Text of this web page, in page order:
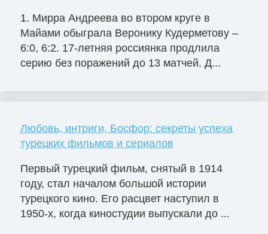
1. Мирра Андреева во втором круге в
Майами обыграла Веронику Кудерметову –
6:0, 6:2. 17-летняя россиянка продлила
серию без поражений до 13 матчей. Д...
Любовь, интриги, Босфор: секреты успеха
турецких фильмов и сериалов
Первый турецкий фильм, снятый в 1914
году, стал началом большой истории
турецкого кино. Его расцвет наступил в
1950-х, когда киностудии выпускали до ...